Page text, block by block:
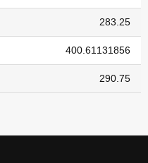
283.25
400.61131856
290.75